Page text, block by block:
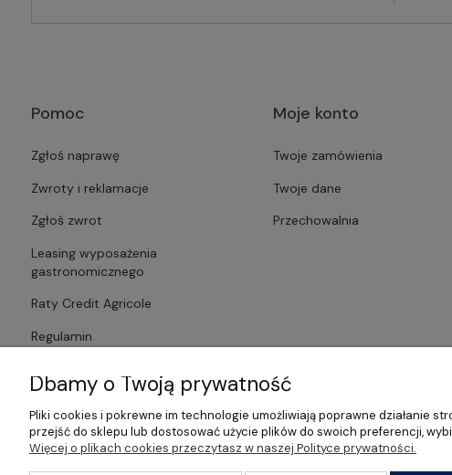
Pomoc
Zgłoś naprawę
Zwroty i reklamacje
Zgłoś zwrot
Leasing wyposażenia
gastronomicznego
Raty Credit Agricole
Regulamin
Moje konto
Twoje zamówienia
Twoje dane
Przechowalnia
©2026 Wszelkie Prawa Zastrzeżone | Gastrosklep | Wyposażenie
Dbamy o Twoją prywatność
Pliki cookies i pokrewne im technologie umożliwiają poprawne działanie
przejść do sklepu lub dostosować użycie plików do swoich preferencji,
Więcej o plikach cookies przeczytasz w naszej Polityce prywatności.